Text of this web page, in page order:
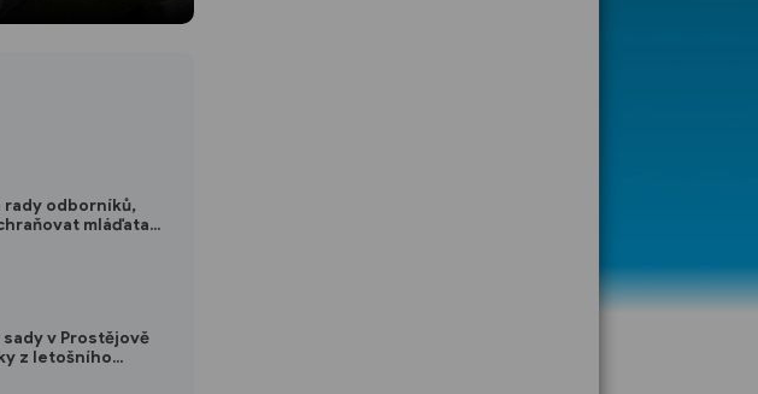
rady odborníků,
mláďata
v Prostějově
z letošního